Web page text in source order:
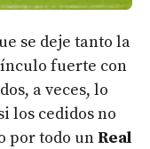
se deje tanto la
fuerte con
a veces, lo
los cedidos no
por todo un Real